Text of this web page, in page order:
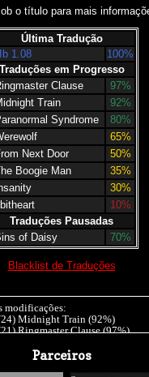
o título para mais
Última Tradução
Ib 1.08
100%
Traduções em Progresso
Clause
97%
Train
92%
Syndrome
80%
65%
Next Door
50%
Boogie Man
35%
30%
10%
Traduções Pausadas
of Daisy
70%
Blacklist de Traduções
modificações:
Midnight Train (92%)
Ringmaster Clause (97%)
20) Insanity (15%), Ib 1.07 (10%)
Parceiros